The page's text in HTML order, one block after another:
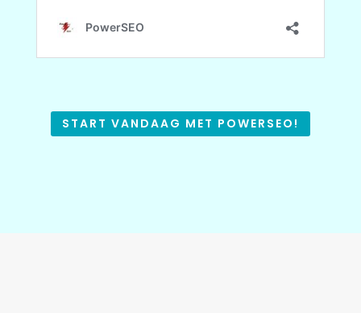
START VANDAAG MET POWERSEO!